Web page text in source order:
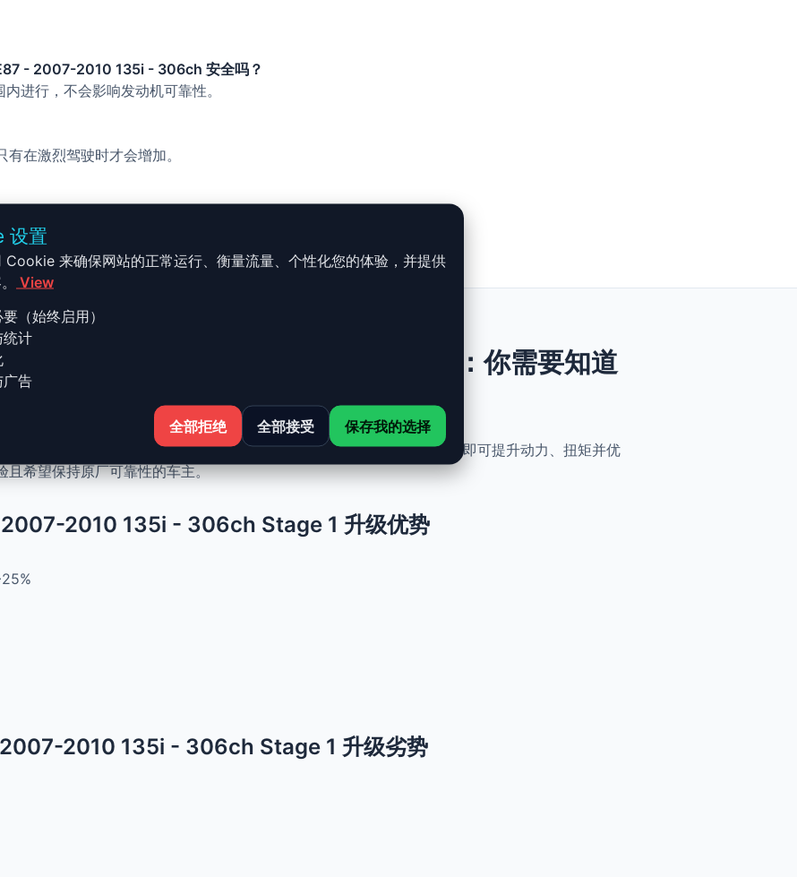
- 2007-2010 135i - 306ch 安全吗？
进行，不会影响发动机可靠性。
在激烈驾驶时才会增加。
，无需机械改装。
1 - E87 - 2007-2010 135i - 306ch：你需要知道
- 306ch 的 Stage 1 升级结合了性能、安全与简便性。无需机械改动，即可提升动力、扭矩并优
且希望保持原厂可靠性的车主。
2010 135i - 306ch Stage 1 升级优势
2010 135i - 306ch Stage 1 升级劣势
设置
Cookie 来确保网站的正常运行、衡量流量、个性化您的体验，并提供
View
（始终启用）
计
广告
全部拒绝 全部接受 保存我的选择